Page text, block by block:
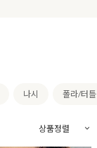
나시 폴라/터